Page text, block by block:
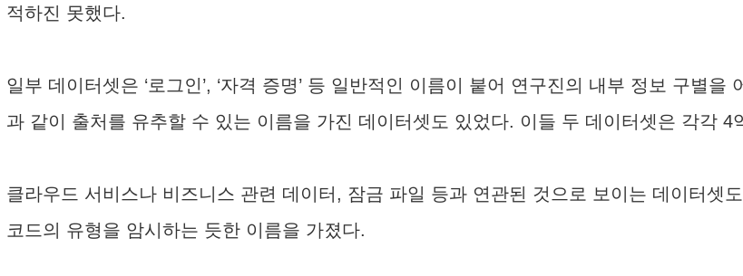
적하진 못했다.
일부 데이터셋은 ‘로그인’, ‘자격 증명’ 등 일반적인 이름이 붙어 연구진의 내부 정보 구별을
과 같이 출처를 유추할 수 있는 이름을 가진 데이터셋도 있었다. 이들 두 데이터셋은 각각
클라우드 서비스나 비즈니스 관련 데이터, 잠금 파일 등과 연관된 것으로 보이는 데이터셋
코드의 유형을 암시하는 듯한 이름을 가졌다.